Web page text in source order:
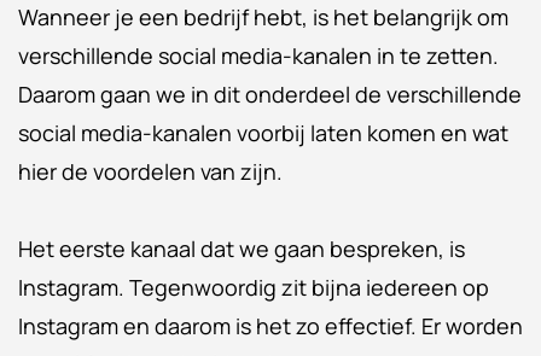
Wanneer je een bedrijf hebt, is het belangrijk om
verschillende social media-kanalen in te zetten.
Daarom gaan we in dit onderdeel de verschillende
social media-kanalen voorbij laten komen en wat
hier de voordelen van zijn.
Het eerste kanaal dat we gaan bespreken, is
Instagram. Tegenwoordig zit bijna iedereen op
Instagram en daarom is het zo effectief. Er worden